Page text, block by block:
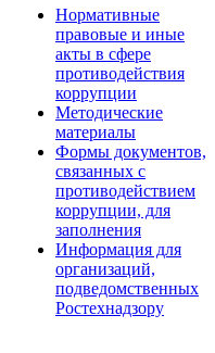
Нормативные
правовые и иные
акты в сфере
противодействия
коррупции
Методические
материалы
Формы документов,
связанных с
противодействием
коррупции, для
заполнения
Информация для
организаций,
подведомственных
Ростехнадзору